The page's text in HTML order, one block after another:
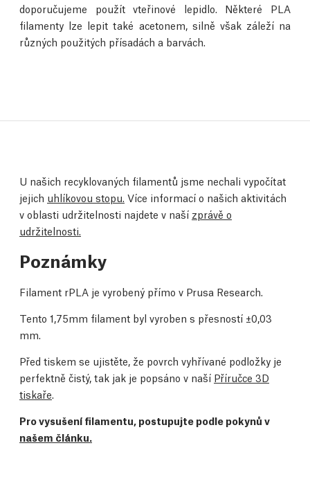
doporučujeme použít vteřinové lepidlo. Některé PLA
filamenty lze lepit také acetonem, silně však záleží na
různých použitých přísadách a barvách.
U našich recyklovaných filamentů jsme nechali vypočítat
jejich uhlíkovou stopu. Více informací o našich aktivitách
v oblasti udržitelnosti najdete v naší zprávě o
udržitelnosti.
Poznámky
Filament rPLA je vyrobený přímo v Prusa Research.
Tento 1,75mm filament byl vyroben s přesností ±0,03
mm.
Před tiskem se ujistěte, že povrch vyhřívané podložky je
perfektně čistý, tak jak je popsáno v naší Příručce 3D
tiskaře.
Pro vysušení filamentu, postupujte podle pokynů v
našem článku.